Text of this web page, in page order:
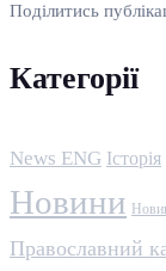
Поділитись
Категорії
News ENG Історія
Новини
Православний